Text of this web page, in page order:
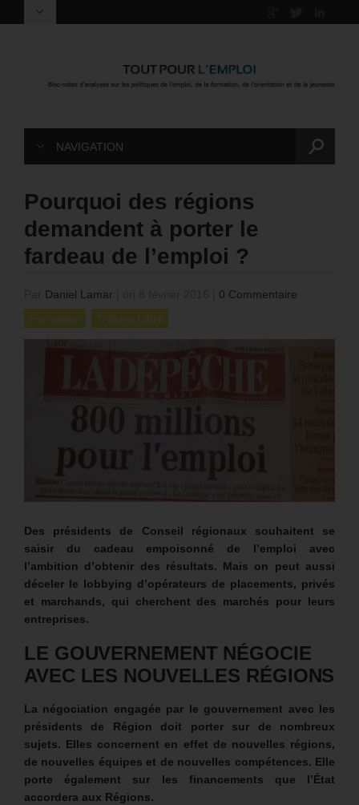
NAVIGATION
Pourquoi des régions
demandent à porter le
fardeau de l’emploi ?
Daniel Lamar
0 Commentaire
Formation
Tribune Libre
Des présidents de Conseil régionaux souhaitent se
saisir du cadeau empoisonné de l’emploi avec
l’ambition d’obtenir des résultats. Mais on peut aussi
déceler le lobbying d’opérateurs de placements, privés
et marchands, qui cherchent des marchés pour leurs
entreprises.
LE GOUVERNEMENT NÉGOCIE
AVEC LES NOUVELLES RÉGIONS
La négociation engagée par le gouvernement avec les
présidents de Région doit porter sur de nombreux
sujets. Elles concernent en effet de nouvelles régions,
de nouvelles équipes et de nouvelles compétences. Elle
porte également sur les financements que l’État
accordera aux Régions.